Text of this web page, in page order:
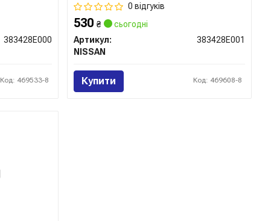
383428E000
Код: 469533-8
0 відгуків
530₴
сьогодні
Артикул:
383428E001
NISSAN
Купити Код: 469608-8